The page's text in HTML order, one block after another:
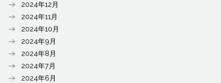
2024年12月
2024年11月
2024年10月
2024年9月
2024年8月
2024年7月
2024年6月